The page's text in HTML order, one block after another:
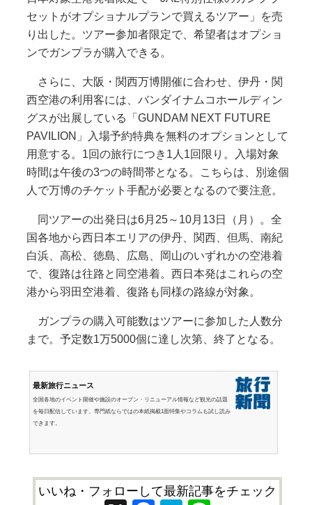
セットがオプショナルプランで買えるツアー」を売
り出した。ツアー参加者限定で、希望者はオプショ
ンでガンプラが購入できる。
さらに、大阪・関西万博開催に合わせ、伊丹・関
西空港の利用客には、バンダイナムコホールディン
グスが出展している「GUNDAM NEXT FUTURE
PAVILION」入場予約特典を無料のオプションとして
用意する。1回の旅行につき1人1回限り。入場対象
時間は午後の3つの時間帯となる。こちらは、別途個
人で万博のチケット手配が必要となるので要注意。
同ツアーの出発日は6月25～10月13日（月）。全
国各地から西日本エリアの伊丹、関西、但馬、南紀
白浜、高松、徳島、広島、岡山のいずれかの空港着
で、復路は往路と同空港着。西日本発はこれらの空
港から羽田空港着、復路も同様の路線が対象。
ガンプラの購入可能数はツアーに参加した人数分
まで。予定数1万5000個に達し次第、終了となる。
最新旅行ニュース
全国各地のイベント開催や施設のオープン・リニューアル情報など観光の話題
を毎日配信しています。専門紙ならではの本紙掲載1面特集やコラムも試し読み
できます。
いいね・フォローして最新記事をチェック